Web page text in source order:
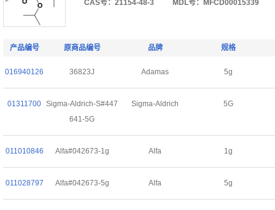
CAS号：21154-48-3 MDL号：MFCD00015339
产品编号 原商品编号 品牌 规格
016940126 36823J Adamas 5g
01311700 Sigma-Aldrich-S#447
641-5G
Sigma-Aldrich 5G
011010846 Alfa#042673-1g Alfa 1g
011028797 Alfa#042673-5g Alfa 5g